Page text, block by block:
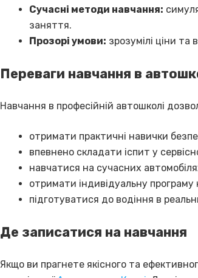
Сучасні методи навчання:
заняття.
Прозорі умови: зрозумілі ціни та
Переваги навчання в
Навчання в професійній автошколі
отримати практичні навички
впевнено складати іспит у
навчатися на сучасних
отримати індивідуальну програму
підготуватися до водіння в
Де записатися на навчання
Якщо ви прагнете якісного та